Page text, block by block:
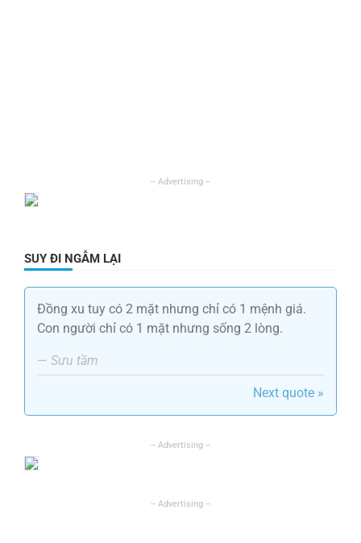
SUY ĐI NGẪM LẠI
Đồng xu tuy có 2 mặt nhưng chỉ có 1 mệnh giá.
Con người chỉ có 1 mặt nhưng sống 2 lòng.
— Sưu tầm
Next quote »